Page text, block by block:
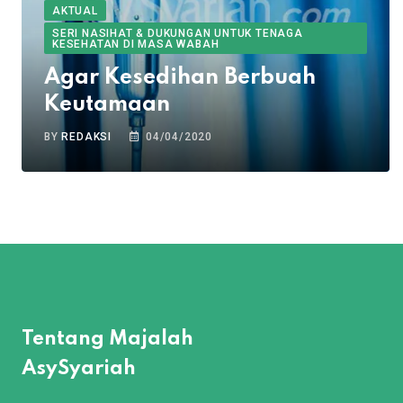
AKTUAL
SERI NASIHAT & DUKUNGAN UNTUK TENAGA
KESEHATAN DI MASA WABAH
Agar Kesedihan Berbuah
Keutamaan
BYREDAKSI 04/04/2020
Tentang Majalah
AsySyariah